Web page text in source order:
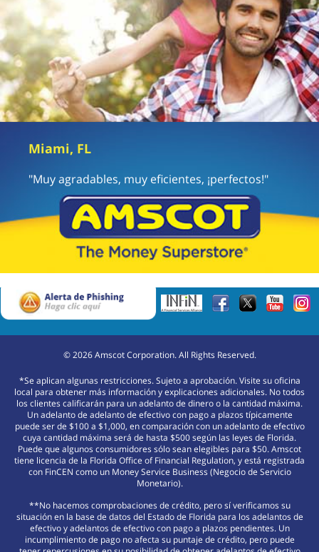
Miami, FL
"Muy agradables, muy eficientes, ¡perfectos!"
©2026Amscot Corporation. All Rights Reserved.
*Se aplican algunas restricciones. Sujeto a aprobación. Visite su oficina
local para obtener más información y explicaciones adicionales. No todos
los clientes calificarán para un adelanto de dinero o la cantidad máxima.
Un adelanto de adelanto de efectivo con pago a plazos típicamente
puede ser de $100 a $1,000, en comparación con un adelanto de efectivo
cuya cantidad máxima será de hasta $500 según las leyes de Florida.
Puede que algunos consumidores sólo sean elegibles para $50. Amscot
tiene licencia de la Florida Office of Financial Regulation, y está registrada
con FinCEN como un Money Service Business (Negocio de Servicio
Monetario).
**No hacemos comprobaciones de crédito, pero sí verificamos su
situación en la base de datos del Estado de Florida para los adelantos de
efectivo y adelantos de efectivo con pago a plazos pendientes. Un
incumplimiento de pago no afecta su puntaje de crédito, pero puede